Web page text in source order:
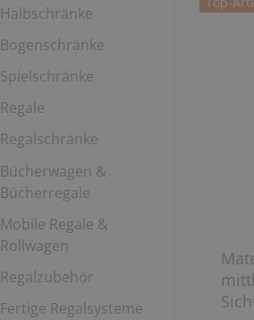
Halbschränke
Bogenschränke
Spielschränke
Regale
Regalschränke
Bücherwagen &
Bücherregale
Mobile Regale &
Rollwagen
Regalzubehör
Fertige Regalsysteme